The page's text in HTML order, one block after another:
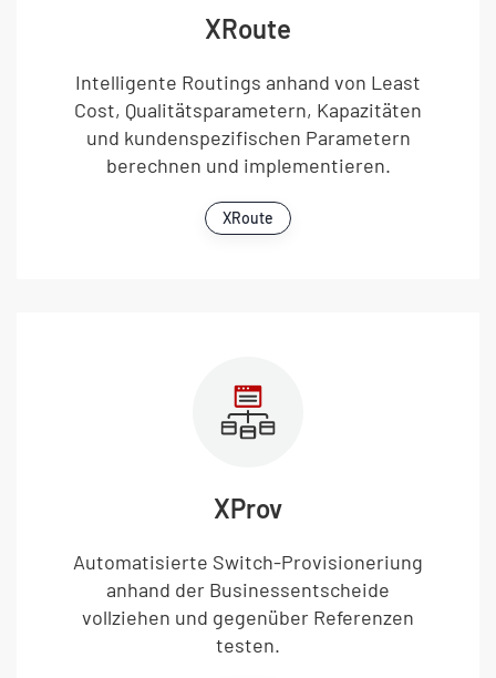
XRoute
Intelligente Routings anhand von Least
Cost, Qualitätsparametern, Kapazitäten
und kundenspezifischen Parametern
berechnen und implementieren.
XRoute
XProv
Automatisierte Switch-Provisioneriung
anhand der Businessentscheide
vollziehen und gegenüber Referenzen
testen.